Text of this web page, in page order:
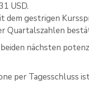
USD.
gestrigen
Quartalszahlen
nächsten
per Tagesschluss